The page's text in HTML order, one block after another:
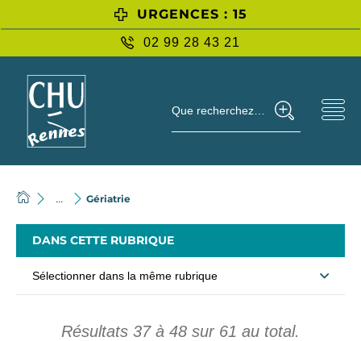
URGENCES : 15
02 99 28 43 21
Que recherchez-vous ?
Gériatrie
DANS CETTE RUBRIQUE
Sélectionner dans la même rubrique
Résultats 37 à 48 sur 61 au total.